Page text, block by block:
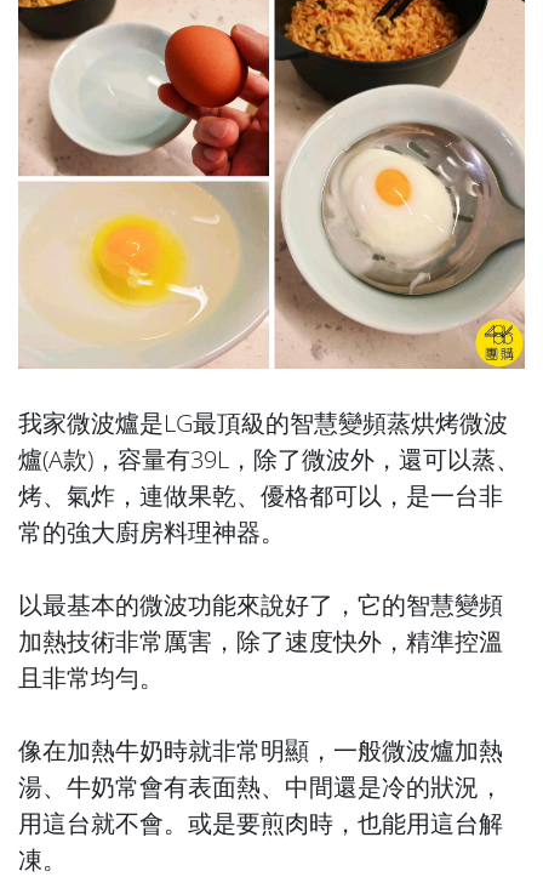
我家微波爐是LG最頂級的智慧變頻蒸烘烤微波
爐(A款)，容量有39L，除了微波外，還可以蒸、
烤、氣炸，連做果乾、優格都可以，是一台非
常的強大廚房料理神器。
以最基本的微波功能來說好了，它的智慧變頻
加熱技術非常厲害，除了速度快外，精準控溫
且非常均勻。
像在加熱牛奶時就非常明顯，一般微波爐加熱
湯、牛奶常會有表面熱、中間還是冷的狀況，
用這台就不會。或是要煎肉時，也能用這台解
凍。